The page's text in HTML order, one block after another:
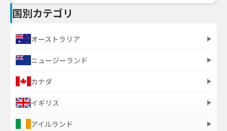
国別カテゴリ
オーストラリア
ニュージーランド
カナダ
イギリス
アイルランド